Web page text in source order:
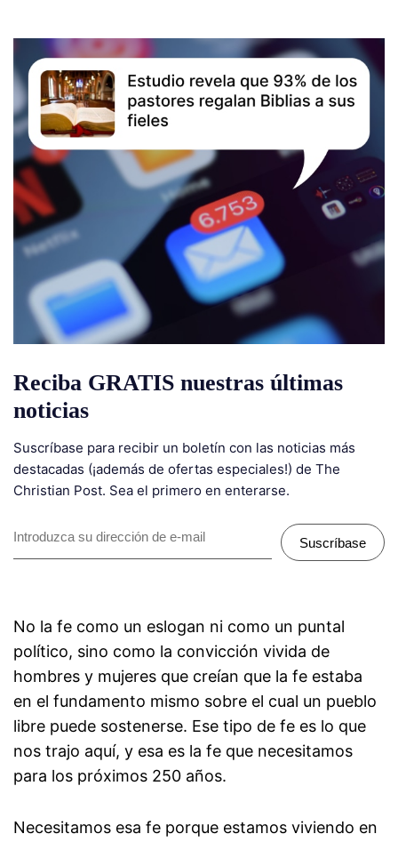
Reciba GRATIS nuestras últimas
noticias
Suscríbase para recibir un boletín con las noticias más
destacadas (¡además de ofertas especiales!) de The
Christian Post. Sea el primero en enterarse.
Suscríbase
No la fe como un eslogan ni como un puntal
político, sino como la convicción vivida de
hombres y mujeres que creían que la fe estaba
en el fundamento mismo sobre el cual un pueblo
libre puede sostenerse. Ese tipo de fe es lo que
nos trajo aquí, y esa es la fe que necesitamos
para los próximos 250 años.
Necesitamos esa fe porque estamos viviendo en